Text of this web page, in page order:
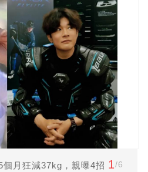
月狂減37kg，親曝4招 1/6